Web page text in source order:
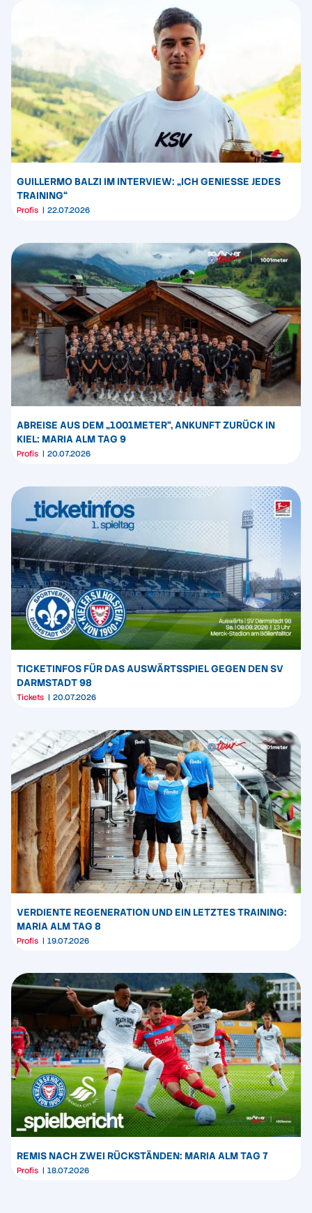
GUILLERMO BALZI IM INTERVIEW: „ICH GENIESSE JEDES T
RAINING“
Profis 22.07.2026
ABREISE AUS DEM „1001METER“, ANKUNFT ZURÜCK IN
KIEL: MARIA ALM TAG 9
Profis 20.07.2026
TICKETINFOS FÜR DAS AUSWÄRTSSPIEL GEGEN DEN SV
DARMSTADT 98
Tickets 20.07.2026
VERDIENTE REGENERATION UND EIN LETZTES TRAINING:
MARIA ALM TAG 8
Profis 19.07.2026
REMIS NACH ZWEI RÜCKSTÄNDEN: MARIA ALM TAG 7
Profis 18.07.2026